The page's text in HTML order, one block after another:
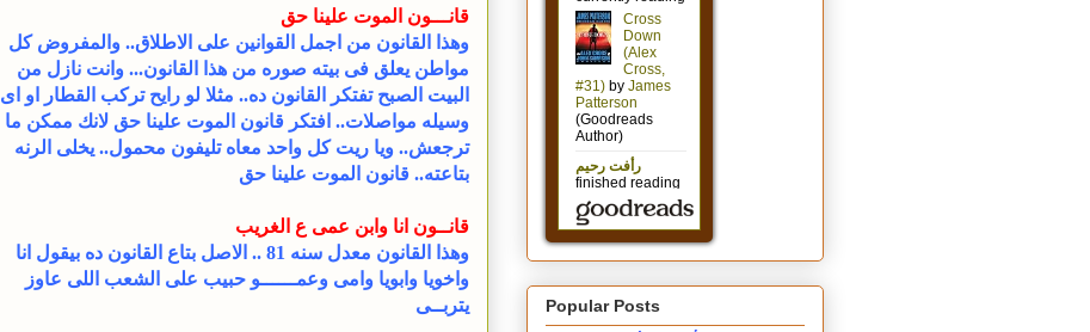
قانـــون الموت علينا حق
وهذا القانون من اجمل القوانين على الاطلاق.. والمفروض كل
مواطن يعلق فى بيته صوره من هذا القانون... وانت نازل من
البيت الصبح تفتكر القانون ده.. مثلا لو رايح تركب القطار او اى
وسيله مواصلات.. افتكر قانون الموت علينا حق لانك ممكن ما
ترجعش.. ويا ريت كل واحد معاه تليفون محمول.. يخلى الرنه
بتاعته.. قانون الموت علينا حق
قانــون انا وابن عمى ع الغريب
وهذا القانون معدل سنه 81 .. الاصل بتاع القانون ده بيقول انا
واخويا وابويا وامى وعمــــــو حبيب على الشعب اللى عاوز
يتربــى
Popular Posts